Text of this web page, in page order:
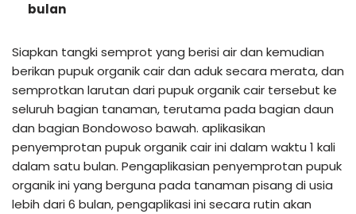
bulan
Siapkan tangki semprot yang berisi air dan kemudian
berikan pupuk organik cair dan aduk secara merata, dan
semprotkan larutan dari pupuk organik cair tersebut ke
seluruh bagian tanaman, terutama pada bagian daun
dan bagian Bondowoso bawah. aplikasikan
penyemprotan pupuk organik cair ini dalam waktu 1 kali
dalam satu bulan. Pengaplikasian penyemprotan pupuk
organik ini yang berguna pada tanaman pisang di usia
lebih dari 6 bulan, pengaplikasi ini secara rutin akan